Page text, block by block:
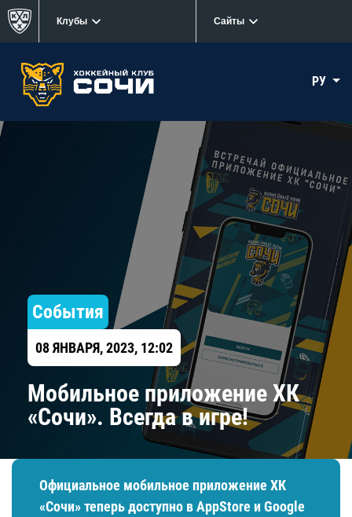
Клубы Сайты
РУ
События
08 ЯНВАРЯ, 2023, 12:02
Мобильное приложение ХК
«Сочи». Всегда в игре!
Официальное мобильное приложение ХК
«Сочи» теперь доступно в AppStore и Google